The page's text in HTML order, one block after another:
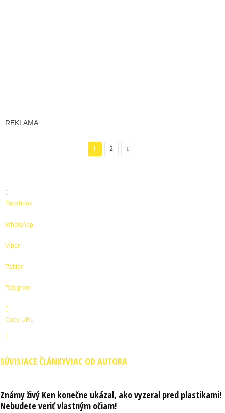
REKLAMA
1 2
Facebook
WhatsApp
Viber
Twitter
Telegram
Copy URL
SÚVISIACE ČLÁNKYVIAC OD AUTORA
Známy živý Ken konečne ukázal, ako vyzeral pred plastikami!
Nebudete veriť vlastným očiam!